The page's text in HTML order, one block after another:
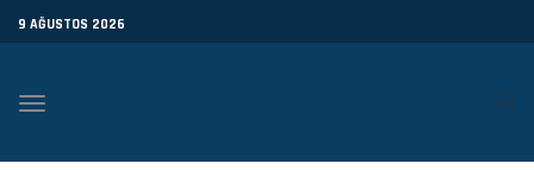
9 AĞUSTOS 2026
Toggle